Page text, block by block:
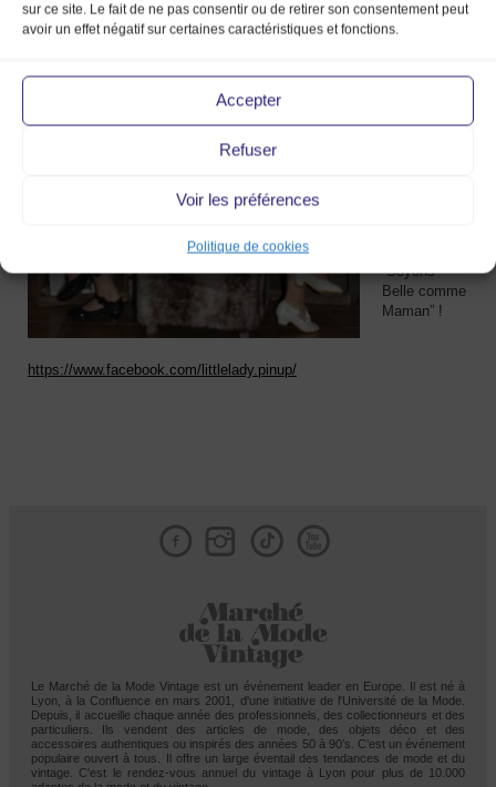
sur ce site. Le fait de ne pas consentir ou de retirer son consentement peut
avoir un effet négatif sur certaines caractéristiques et fonctions.
Accepter
Refuser
Voir les préférences
Politique de cookies
Little Lady
grand choix
Chaussures
“Soyons
Belle comme
Maman” !
https://www.facebook.com/littlelady.pinup/
Le Marché de la Mode Vintage est un événement leader en Europe. Il est né à
Lyon, à la Confluence en mars 2001, d'une initiative de l'Université de la Mode.
Depuis, il accueille chaque année des professionnels, des collectionneurs et des
particuliers. Ils vendent des articles de mode, des objets déco et des
accessoires authentiques ou inspirés des années 50 à 90’s. C’est un événement
populaire ouvert à tous. Il offre un large éventail des tendances de mode et du
vintage. C'est le rendez-vous annuel du vintage à Lyon pour plus de 10.000